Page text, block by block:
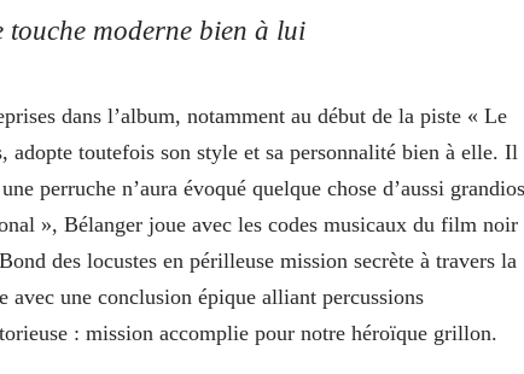
touche moderne bien à lui
dans l’album, notamment au début de la piste « Le
adopte toutefois son style et sa personnalité bien à elle. Il
perruche n’aura évoqué quelque chose d’aussi
», Bélanger joue avec les codes musicaux du film noir
des locustes en périlleuse mission secrète à travers la
une conclusion épique alliant percussions
: mission accomplie pour notre héroïque grillon.